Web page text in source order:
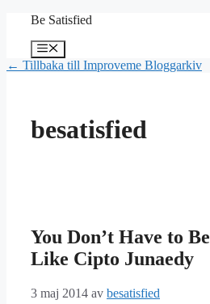
Hoppa
innehåll
Be Satisfied
Meny
← Tillbaka till Improveme Bloggarkiv
besatisfied
You Don’t Have to Be
Like Cipto Junaedy
3 maj 2014 av besatisfied